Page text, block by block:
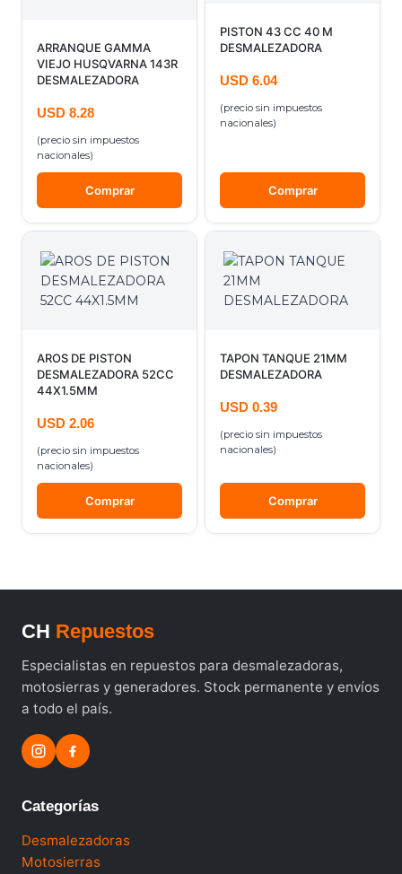
ARRANQUE GAMMA
VIEJO HUSQVARNA 143R
DESMALEZADORA
USD 8.28
(precio sin impuestos
nacionales)
Comprar
PISTON 43 CC 40 M
DESMALEZADORA
USD 6.04
(precio sin impuestos
nacionales)
Comprar
AROS DE PISTON
DESMALEZADORA 52CC
44X1.5MM
USD 2.06
(precio sin impuestos
nacionales)
Comprar
TAPON TANQUE 21MM
DESMALEZADORA
USD 0.39
(precio sin impuestos
nacionales)
Comprar
CH Repuestos
Especialistas en repuestos para desmalezadoras,
motosierras y generadores. Stock permanente y envíos
a todo el país.
Categorías
Desmalezadoras
Motosierras